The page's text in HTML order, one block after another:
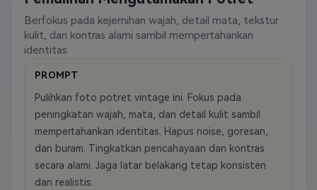
Berfokus pada kejernihan wajah, detail mata, tekstur
kulit, dan kontras alami sambil mempertahankan
identitas.
PROMPT
Pulihkan foto potret vintage ini. Fokus pada
peningkatan wajah, mata, dan detail kulit sambil
mempertahankan identitas. Hapus noise, goresan,
dan buram. Tingkatkan pencahayaan dan kontras
secara alami. Jaga latar belakang tetap konsisten
dan realistis.